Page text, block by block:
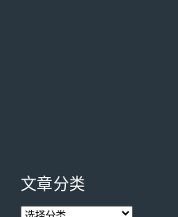
文章分类